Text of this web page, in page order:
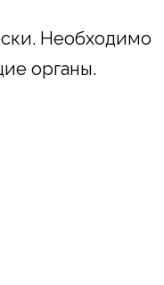
Необходимо
органы.